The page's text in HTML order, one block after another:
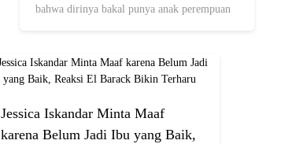
bahwa dirinya bakal punya anak perempuan
Jessica Iskandar Minta Maaf
karena Belum Jadi Ibu yang Baik,